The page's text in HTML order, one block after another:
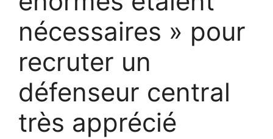
nécessaires » pour
recruter un
défenseur central
très apprécié